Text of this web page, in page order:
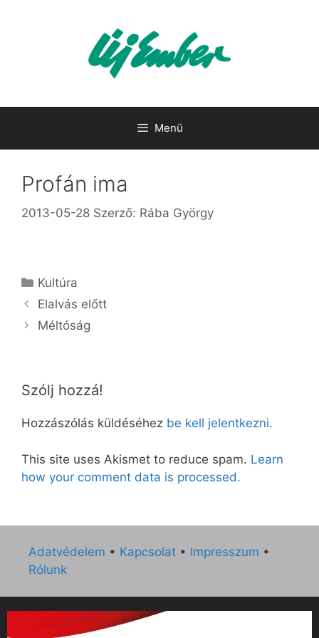
Menü
Profán ima
2013-05-28 Szerző: Rába György
Kategória
Kultúra
Elalvás előtt
Méltóság
Szólj hozzá!
Hozzászólás küldéséhez be kell jelentkezni.
This site uses Akismet to reduce spam. Learn
how your comment data is processed.
Adatvédelem • Kapcsolat • Impresszum •
Rólunk